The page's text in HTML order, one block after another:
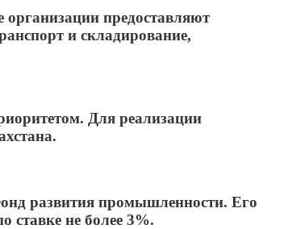
предоставляют
и складирование,
Для реализации
развития промышленности. Его
ставке не более 3%.